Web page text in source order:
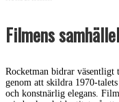
Filmens
Rocketman bidrar
genom att skildra 1970-
och konstnärlig elegans.